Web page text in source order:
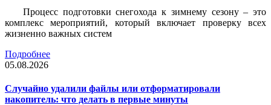
Процесс подготовки снегохода к зимнему сезону – это
комплекс мероприятий, который включает проверку всех
жизненно важных систем
Подробнее
05.08.2026
Случайно удалили файлы или отформатировали
накопитель: что делать в первые минуты